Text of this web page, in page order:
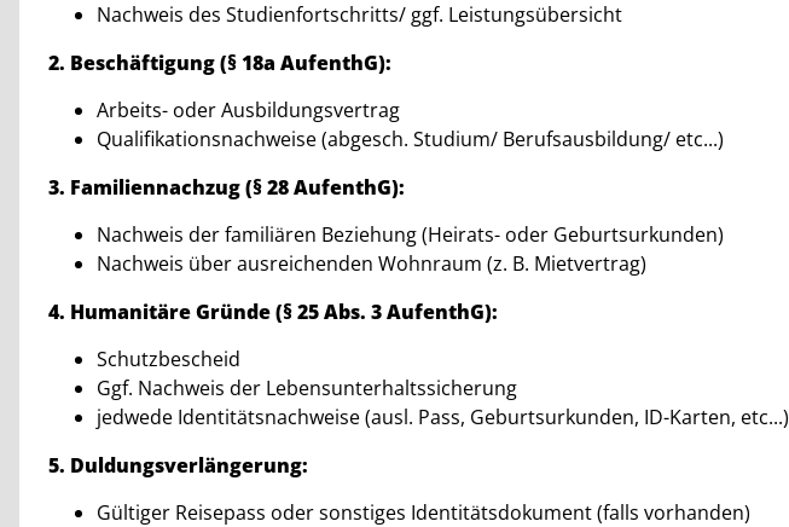
Nachweis des Studienfortschritts/ ggf. Leistungsübersicht
2. Beschäftigung (§ 18a AufenthG):
Arbeits- oder Ausbildungsvertrag
Qualifikationsnachweise (abgesch. Studium/ Berufsausbildung/ etc...)
3. Familiennachzug (§ 28 AufenthG):
Nachweis der familiären Beziehung (Heirats- oder Geburtsurkunden)
Nachweis über ausreichenden Wohnraum (z. B. Mietvertrag)
4. Humanitäre Gründe (§ 25 Abs. 3 AufenthG):
Schutzbescheid
Ggf. Nachweis der Lebensunterhaltssicherung
jedwede Identitätsnachweise (ausl. Pass, Geburtsurkunden, ID-Karten, etc...)
5. Duldungsverlängerung:
Gültiger Reisepass oder sonstiges Identitätsdokument (falls vorhanden)